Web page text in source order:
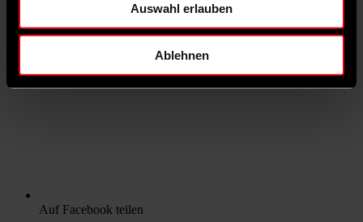
Auswahl erlauben
Ablehnen
Auf Facebook teilen